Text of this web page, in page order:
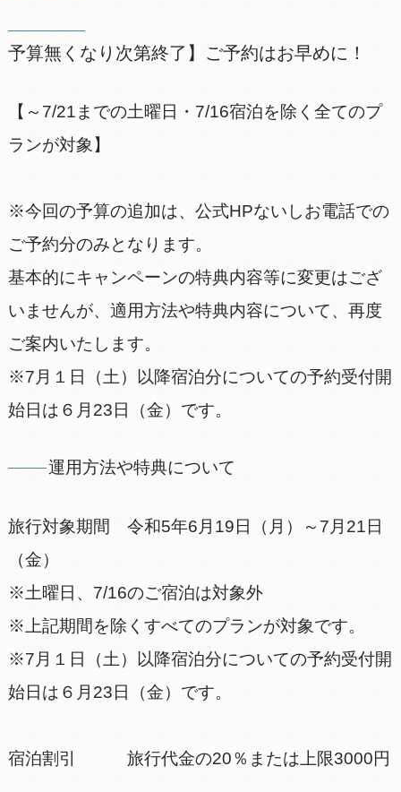
予算無くなり次第終了】ご予約はお早めに！
【～7/21までの土曜日・7/16宿泊を除く全てのプ
ランが対象】
※今回の予算の追加は、公式HPないしお電話での
ご予約分のみとなります。
基本的にキャンペーンの特典内容等に変更はござ
いませんが、適用方法や特典内容について、再度
ご案内いたします。
※7月１日（土）以降宿泊分についての予約受付開
始日は６月23日（金）です。
運用方法や特典について
旅行対象期間 令和5年6月19日（月）～7月21日
（金）
※土曜日、7/16のご宿泊は対象外
※上記期間を除くすべてのプランが対象です。
※7月１日（土）以降宿泊分についての予約受付開
始日は６月23日（金）です。
宿泊割引 旅行代金の20％または上限3000円